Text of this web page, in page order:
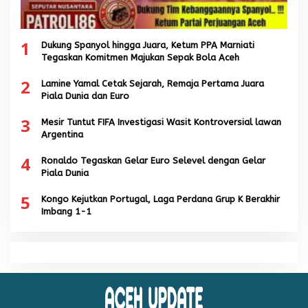
1
Dukung Spanyol hingga Juara, Ketum PPA Marniati
Tegaskan Komitmen Majukan Sepak Bola Aceh
2
Lamine Yamal Cetak Sejarah, Remaja Pertama Juara
Piala Dunia dan Euro
3
Mesir Tuntut FIFA Investigasi Wasit Kontroversial lawan
Argentina
4
Ronaldo Tegaskan Gelar Euro Selevel dengan Gelar
Piala Dunia
5
Kongo Kejutkan Portugal, Laga Perdana Grup K Berakhir
Imbang 1-1